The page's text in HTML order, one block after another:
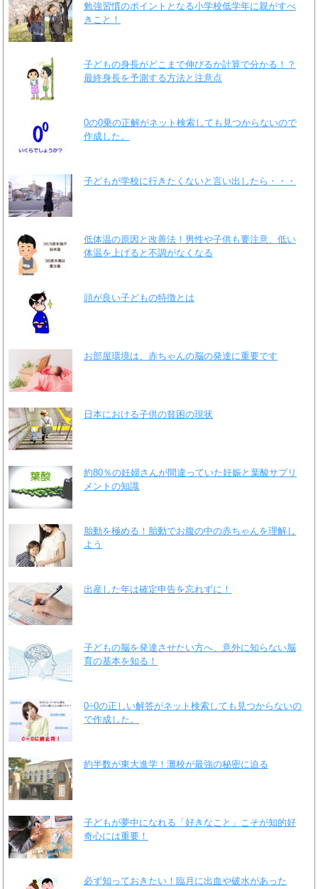
勉強習慣のポイントとなる小学校低学年に親がすべ
きこと！
子どもの身長がどこまで伸びるか計算で分かる！？
最終身長を予測する方法と注意点
0の0乗の正解がネット検索しても見つからないので
作成した。
子どもが学校に行きたくないと言い出したら・・・
低体温の原因と改善法！男性や子供も要注意、低い
体温を上げると不調がなくなる
頭が良い子どもの特徴とは
お部屋環境は、赤ちゃんの脳の発達に重要です
日本における子供の貧困の現状
約80％の妊婦さんが間違っていた妊娠と葉酸サプリ
メントの知識
胎動を極める！胎動でお腹の中の赤ちゃんを理解し
よう
出産した年は確定申告を忘れずに！
子どもの脳を発達させたい方へ、意外に知らない脳
育の基本を知る！
0÷0の正しい解答がネット検索しても見つからないの
で作成した。
約半数が東大進学！灘校が最強の秘密に迫る
子どもが夢中になれる「好きなこと」こそが知的好
奇心には重要！
必ず知っておきたい！臨月に出血や破水があった